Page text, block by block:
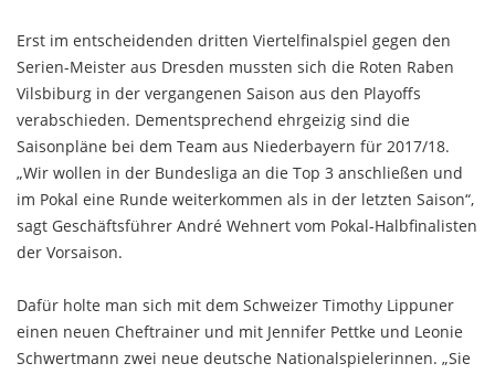
Erst im entscheidenden dritten Viertelfinalspiel gegen den
Serien-Meister aus Dresden mussten sich die Roten Raben
Vilsbiburg in der vergangenen Saison aus den Playoffs
verabschieden. Dementsprechend ehrgeizig sind die
Saisonpläne bei dem Team aus Niederbayern für 2017/18.
„Wir wollen in der Bundesliga an die Top 3 anschließen und
im Pokal eine Runde weiterkommen als in der letzten Saison“,
sagt Geschäftsführer André Wehnert vom Pokal-Halbfinalisten
der Vorsaison.
Dafür holte man sich mit dem Schweizer Timothy Lippuner
einen neuen Cheftrainer und mit Jennifer Pettke und Leonie
Schwertmann zwei neue deutsche Nationalspielerinnen. „Sie